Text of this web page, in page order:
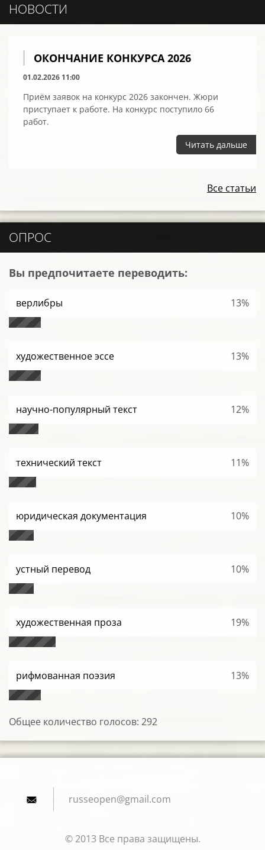
НОВОСТИ
ОКОНЧАНИЕ КОНКУРСА 2026
01.02.2026 11:00
Приём заявок на конкурс 2026 закончен. Жюри
приступает к работе. На конкурс поступило 66
работ.
Читать дальше
Все статьи
ОПРОС
Вы предпочитаете переводить:
верлибры 13%
художественное эссе 13%
научно-популярный текст 12%
технический текст 11%
юридическая документация 10%
устный перевод 10%
художественная проза 19%
рифмованная поэзия 13%
Общее количество голосов: 292
russeopen@gmail.com
© 2013 Все права защищены.